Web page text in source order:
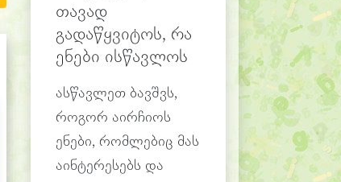
თავად
გადაწყვიტოს, რა
ენები ისწავლოს
ასწავლეთ ბავშვს,
როგორ აირჩიოს
ენები, რომლებიც მას
აინტერესებს და